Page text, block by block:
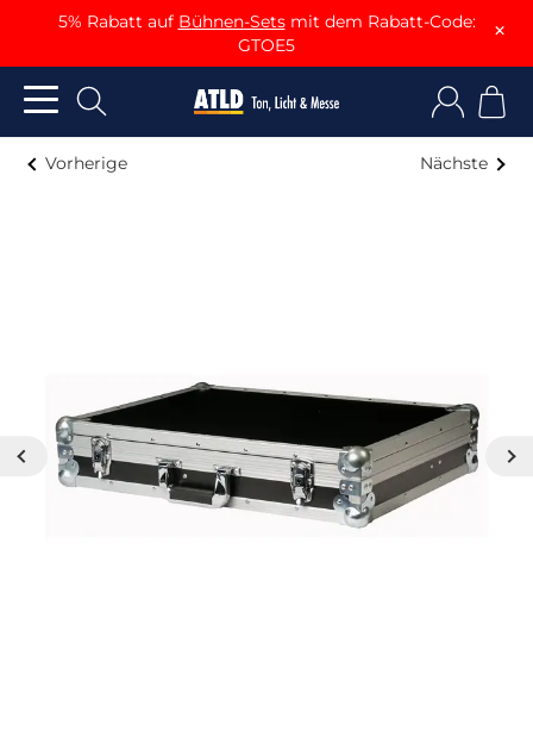
5% Rabatt auf Bühnen-Setsmit dem Rabatt-Code:
GTOE5
×
Vorherige Nächste